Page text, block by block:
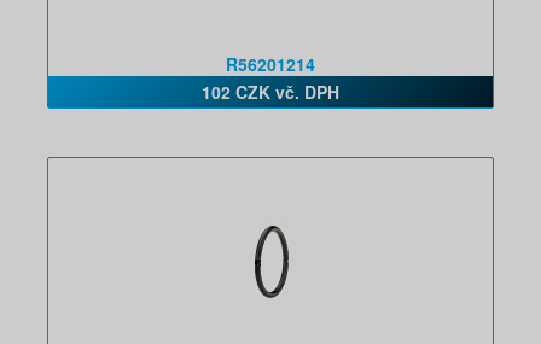
R56201214
102 CZK vč. DPH